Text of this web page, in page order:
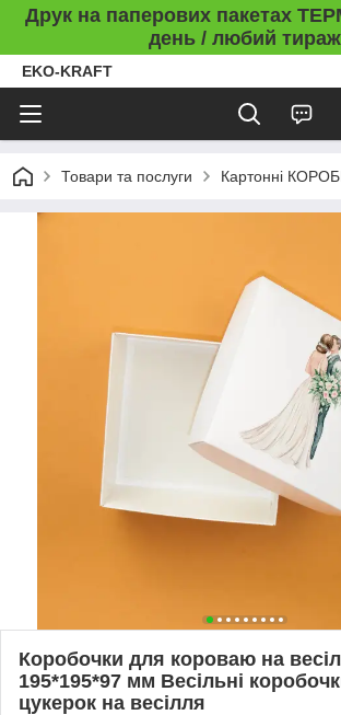
Друк на паперових пакетах
день / любий тираж
EKO-KRAFT
Товари та послуги Картонні
Коробочки для короваю на
195*195*97 мм Весільні
цукерок на весілля